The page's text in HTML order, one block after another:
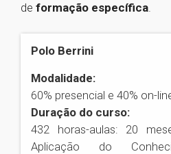
de formação específica.
Polo Berrini
Modalidade:
60% presencial e 40% on-
Duração do curso:
432 horas-aulas: 20
Aplicação do